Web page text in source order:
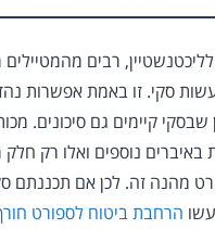
רבים מהמטיילים
סקי. זו באמת אפשרות
קיימים גם סיכונים.
באיברים נוספים ואלו רק חלק
מהנה זה. לכן אם תכננתם
הרחבת ביטוח לספורט